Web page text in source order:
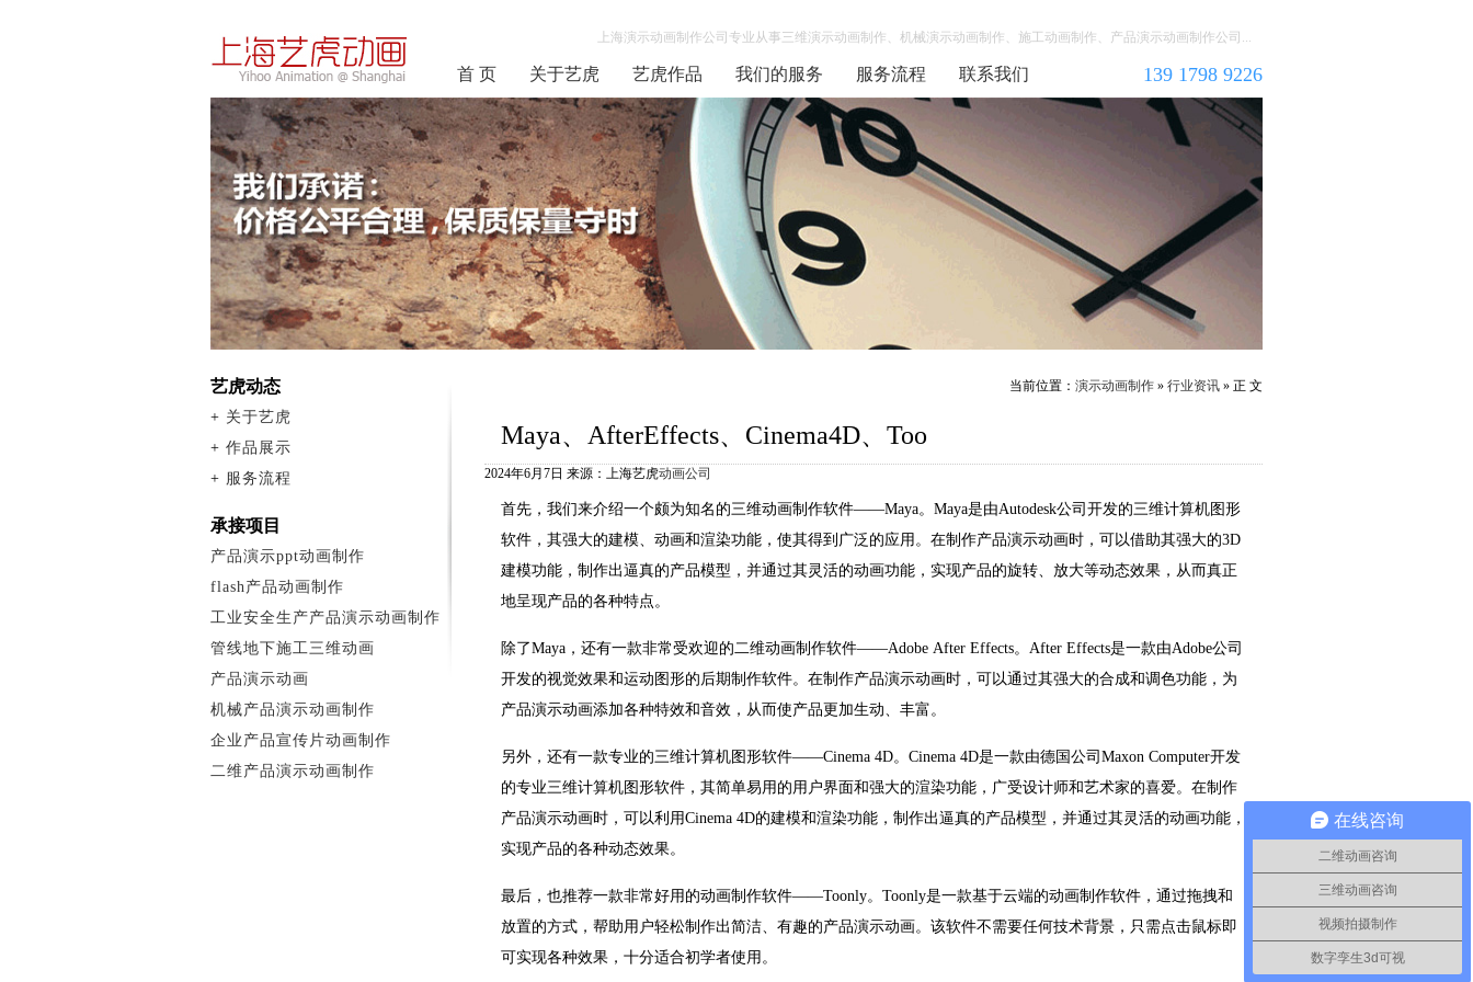
上海演示动画制作公司专业从事三维演示动画制作、机械演示动画制作、施工动画制作、产品演示动画制作公司...
首 页 关于艺虎 艺虎作品 我们的服务 服务流程 联系我们 139 1798 9226
当前位置： 演示动画制作 » 行业资讯 » 正 文
Maya、AfterEffects、Cinema4D、Too
2024年6月7日 来源：上海艺虎动画公司
首先，我们来介绍一个颇为知名的三维动画制作软件——Maya。Maya是由Autodesk公司开发的三维计算机图形
软件，其强大的建模、动画和渲染功能，使其得到广泛的应用。在制作产品演示动画时，可以借助其强大的3D
建模功能，制作出逼真的产品模型，并通过其灵活的动画功能，实现产品的旋转、放大等动态效果，从而真正
地呈现产品的各种特点。
除了Maya，还有一款非常受欢迎的二维动画制作软件——Adobe After Effects。After Effects是一款由Adobe公司
开发的视觉效果和运动图形的后期制作软件。在制作产品演示动画时，可以通过其强大的合成和调色功能，为
产品演示动画添加各种特效和音效，从而使产品更加生动、丰富。
另外，还有一款专业的三维计算机图形软件——Cinema 4D。Cinema 4D是一款由德国公司Maxon Computer开发
的专业三维计算机图形软件，其简单易用的用户界面和强大的渲染功能，广受设计师和艺术家的喜爱。在制作
产品演示动画时，可以利用Cinema 4D的建模和渲染功能，制作出逼真的产品模型，并通过其灵活的动画功能，
实现产品的各种动态效果。
最后，也推荐一款非常好用的动画制作软件——Toonly。Toonly是一款基于云端的动画制作软件，通过拖拽和
放置的方式，帮助用户轻松制作出简洁、有趣的产品演示动画。该软件不需要任何技术背景，只需点击鼠标即
可实现各种效果，十分适合初学者使用。
艺虎动态
+ 关于艺虎
+ 作品展示
+ 服务流程
承接项目
产品演示ppt动画制作
flash产品动画制作
工业安全生产产品演示动画制作
管线地下施工三维动画
产品演示动画
机械产品演示动画制作
企业产品宣传片动画制作
二维产品演示动画制作
在线咨询
二维动画咨询
三维动画咨询
视频拍摄制作
数字孪生3d可视